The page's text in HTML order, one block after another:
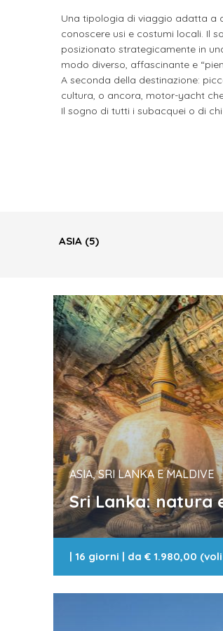
Una tipologia di viaggio adatta a
conoscere usi e costumi locali. Il
posizionato strategicamente in
modo diverso, affascinante e
A seconda della destinazione:
cultura, o ancora, motor-yacht
Il sogno di tutti i subacquei o di
ASIA (5)
ASIA, SRI LANKA E MALDIVE
Sri Lanka: natura
| 16 giorni | da € 1.980,00